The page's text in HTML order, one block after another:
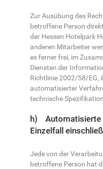
Zur Ausübung des
betroffene Person
der Hessen Hotelpark
anderen Mitarbeiter
es ferner frei, im
Diensten der
Richtlinie 2002/58/EG,
automatisierter
technische
h) Automatisierte
Einzelfall
Jede von der
betroffene Person hat